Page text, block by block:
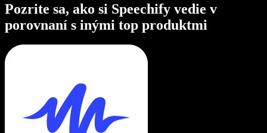
Pozrite sa, ako si Speechify vedie v
porovnaní s inými top produktmi